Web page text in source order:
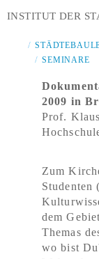
INSTITUT DER
SEMINARE
2009 in
Prof.
Zum
Studenten
dem
Themas
wo bist